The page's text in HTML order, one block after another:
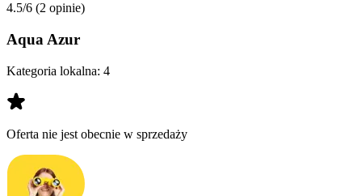
4.5/6 (2 opinie)
Aqua Azur
Kategoria lokalna: 4
Oferta nie jest obecnie w sprzedaży